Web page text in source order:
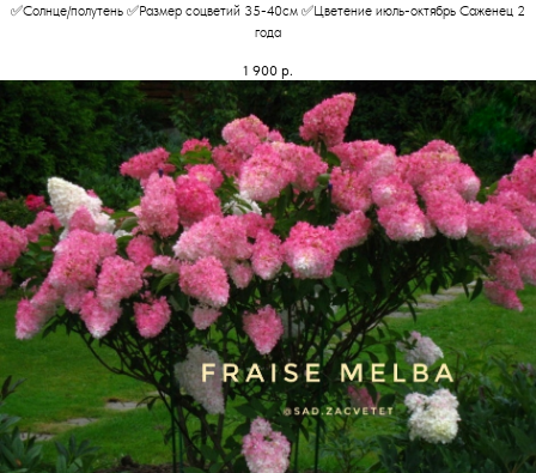
✅Солнце/полутень ✅Размер соцветий 35-40см ✅Цветение июль-октябрь Саженец 2
года
1 900 р.